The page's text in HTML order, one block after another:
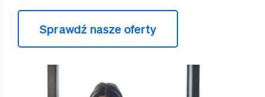
Sprawdź nasze oferty